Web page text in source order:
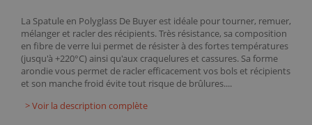
La Spatule en Polyglass De Buyer est idéale pour tourner, remuer,
mélanger et racler des récipients. Très résistance, sa composition
en fibre de verre lui permet de résister à des fortes températures
(jusqu'à +220°C) ainsi qu'aux craquelures et cassures. Sa forme
arondie vous permet de racler efficacement vos bols et récipients
et son manche froid évite tout risque de brûlures....
> Voir la description complète